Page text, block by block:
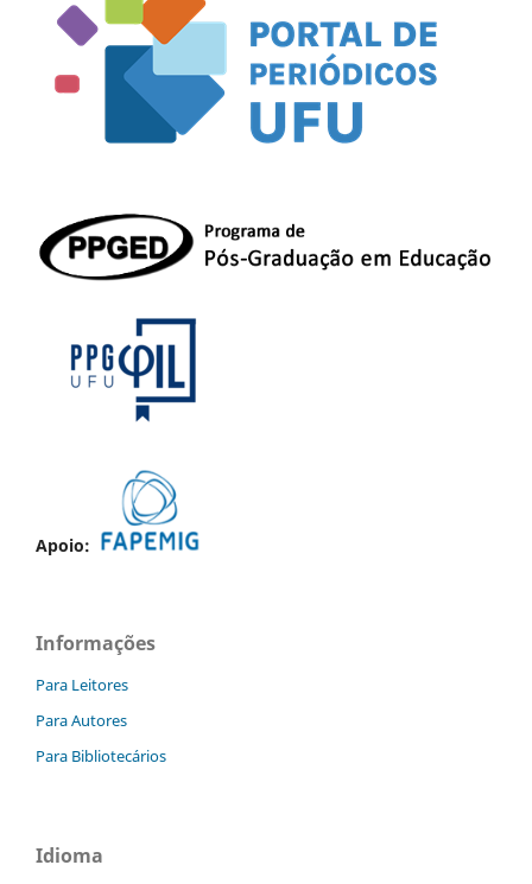
Apoio:
Informações
Para Leitores
Para Autores
Para Bibliotecários
Idioma